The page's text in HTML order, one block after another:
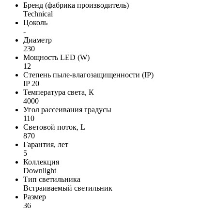
Бренд (фабрика производитель)
Technical
Цоколь
-
Диаметр
230
Мощность LED (W)
12
Степень пыле-влагозащищенности (IP)
IP 20
Температура света, К
4000
Угол рассеивания градусы
110
Световой поток, L
870
Гарантия, лет
5
Коллекция
Downlight
Тип светильника
Встраиваемый светильник
Размер
36